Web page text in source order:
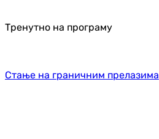
Тренутно на програму
Стање на граничним прелазима